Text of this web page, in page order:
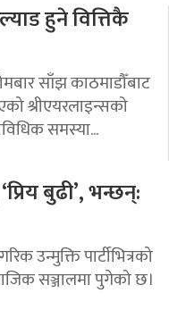
हुने वित्तिकै
साँझ काठमाडौँबाट
श्रीएयरलाइन्सको
समस्या...
बुढी’, भन्छन्:
उन्मुक्ति पार्टीभित्रको
सञ्जालमा पुगेको छ।